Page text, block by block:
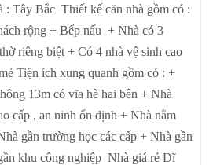
: Tây Bắc Thiết kế căn nhà gồm có :
rộng + Bếp nấu + Nhà có 3
riêng biệt + Có 4 nhà vệ sinh cao
Tiện ích xung quanh gồm có : +
13m có vĩa hè hai bên + Nhà
cấp , an ninh ổn định + Nhà nằm
gần trường học các cấp + Nhà gần
khu công nghiệp Nhà giá rẻ Dĩ